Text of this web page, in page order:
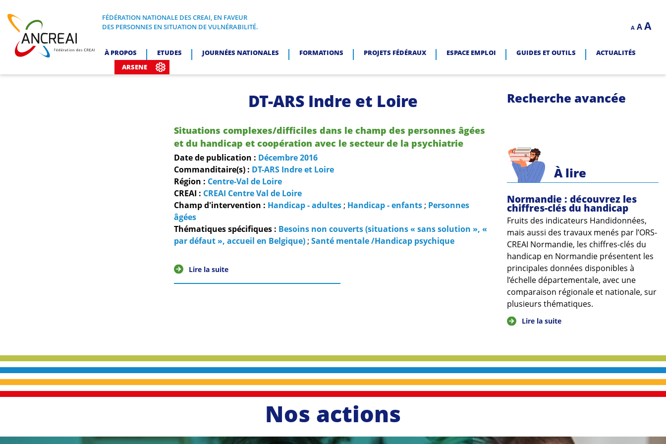
content
ANCREAI
FÉDÉRATION NATIONALE DES CREAI, EN FAVEUR DES PERSONNES EN SITUATION DE VULNÉRABILITÉ.
FÉDÉRATION NATIONALE DES CREAI, EN FAVEUR
DES PERSONNES EN SITUATION DE VULNÉRABILITÉ.
A
Decrease
font
A Reset
A
À PROPOS ETUDES JOURNÉES NATIONALES FORMATIONS PROJETS FÉDÉRAUX ESPACE EMPLOI GUIDES ET OUTILS
ACTUALITÉS
ARSENE
DT-ARS Indre et Loire
Situations complexes/difficiles dans le champ des personnes âgées
et du handicap et coopération avec le secteur de la psychiatrie
Date de publication : Décembre2016
Commanditaire(s) : DT-ARS Indre et Loire
Région : Centre-Val de Loire
CREAI : CREAI Centre Val de Loire
Champ d'intervention : Handicap - adultes; Handicap - enfants; Personnes
âgées
Thématiques spécifiques : Besoins non couverts (situations « sans solution », «
par défaut », accueil en Belgique); Santé mentale /Handicap psychique
Lire la suite
Recherche avancée
À lire
Normandie : découvrez les
chiffres-clés du handicap
Fruits des indicateurs Handidonnées,
mais aussi des travaux menés par l’ORS-
CREAI Normandie, les chiffres-clés du
handicap en Normandie présentent les
principales données disponibles à
l’échelle départementale, avec une
comparaison régionale et nationale, sur
plusieurs thématiques.
Lire la suite
Nos actions